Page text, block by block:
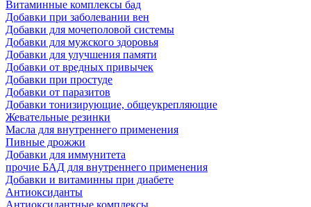
Витаминные комплексы бад
Добавки при заболевании вен
Добавки для мочеполовой системы
Добавки для мужского здоровья
Добавки для улучшения памяти
Добавки от вредных привычек
Добавки при простуде
Добавки от паразитов
Добавки тонизирующие, общеукрепляющие
Жевательные резинки
Масла для внутреннего применения
Пивные дрожжи
Добавки для иммунитета
прочие БАД для внутреннего применения
Добавки и витаминны при диабете
Антиоксиданты
Антиоксидантные комплексы